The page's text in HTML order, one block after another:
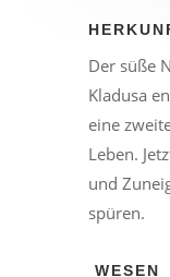
Der süße
Kladusa
eine
Leben.
und
spüren.
WESEN